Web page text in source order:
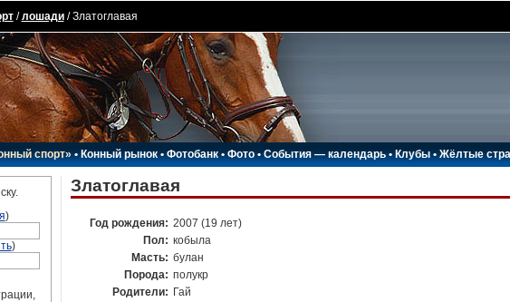
/лошади/ Златоглавая
спорт»•Конный рынок•Фотобанк •Фото•События — календарь•Клубы •Жёлтые
)
)
Златоглавая
Год рождения: 2007 (19 лет)
Пол: кобыла
Масть: булан
Порода: полукр
Родители: Гай